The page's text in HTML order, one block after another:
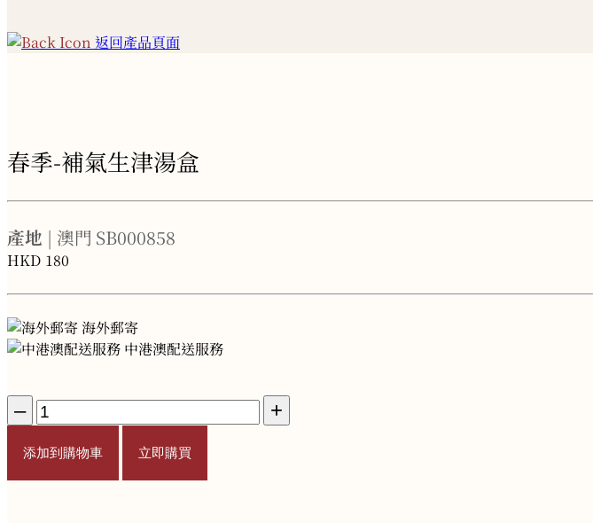
返回產品頁面
春季-補氣生津湯盒
產地 | 澳門 SB000858
HKD 180
海外郵寄
中港澳配送服務
– +
添加到購物車 立即購買